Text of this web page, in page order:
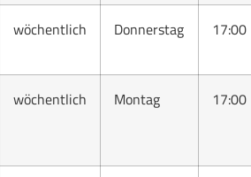
wöchentlich Donnerstag 17:00
wöchentlich Montag 17:00